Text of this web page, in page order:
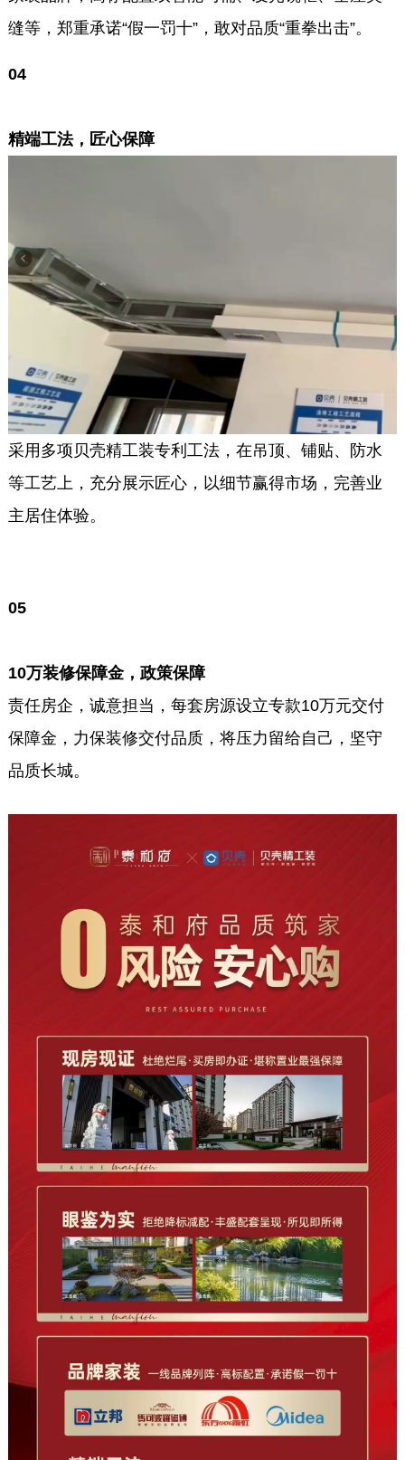
缝等，郑重承诺“假一罚十”，敢对品质“重拳出击”。
04
精端工法，匠心保障
采用多项贝壳精工装专利工法，在吊顶、铺贴、防水
等工艺上，充分展示匠心，以细节赢得市场，完善业
主居住体验。
05
10万装修保障金，政策保障
责任房企，诚意担当，每套房源设立专款10万元交付
保障金，力保装修交付品质，将压力留给自己，坚守
品质长城。